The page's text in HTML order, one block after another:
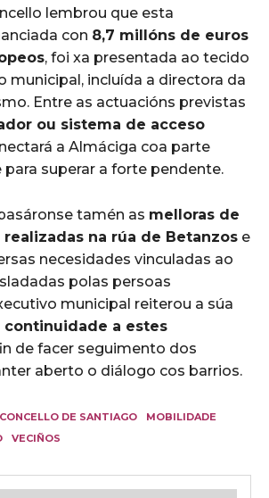
lembrou que esta
con 8,7 millóns de euros
, foi xa presentada ao tecido
municipal, incluída a directora da
Entre as actuacións previstas
ou sistema de acceso
a Almáciga coa parte
para superar a forte pendente.
tamén as melloras de
na rúa de Betanzos e
necesidades vinculadas ao
polas persoas
municipal reiterou a súa
continuidade a estes
de facer seguimento dos
aberto o diálogo cos barrios.
CONCELLO DE SANTIAGO
MOBILIDADE
VECIÑOS